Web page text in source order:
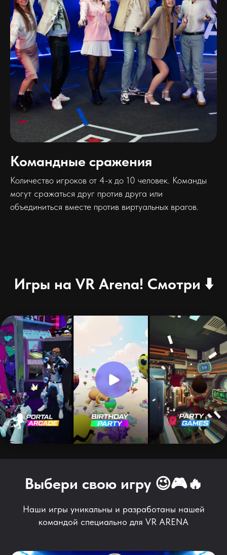
Командные сражения
Количество игроков от 4-х до 10 человек. Команды
могут сражаться друг против друга или
объединиться вместе против виртуальных врагов.
Игры на VR Arena! Смотри ⬇️
Выбери свою игру 😉🎮🔥
Наши игры уникальны и разработаны нашей
командой специально для VR ARENA